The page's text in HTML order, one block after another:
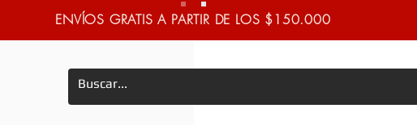
ENVÍOS GRATIS A PARTIR DE LOS $150.000